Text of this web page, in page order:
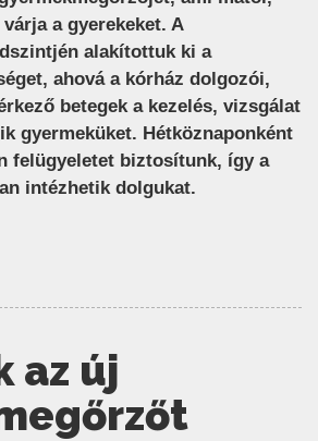
a gyerekeket. A
alakítottuk ki a
ahová a kórház dolgozói,
betegek a kezelés, vizsgálat
gyermeküket. Hétköznaponként
felügyeletet biztosítunk, így a
intézhetik dolgukat.
az új